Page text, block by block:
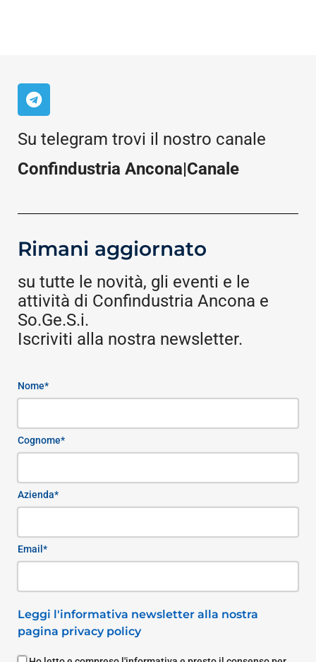
Su telegram trovi il nostro canale
Confindustria Ancona|Canale
Rimani aggiornato
su tutte le novità, gli eventi e le
attività di Confindustria Ancona e
So.Ge.S.i.
Iscriviti alla nostra newsletter.
Nome*
Cognome*
Azienda*
Email*
Leggi l'informativa newsletter alla nostra
pagina privacy policy